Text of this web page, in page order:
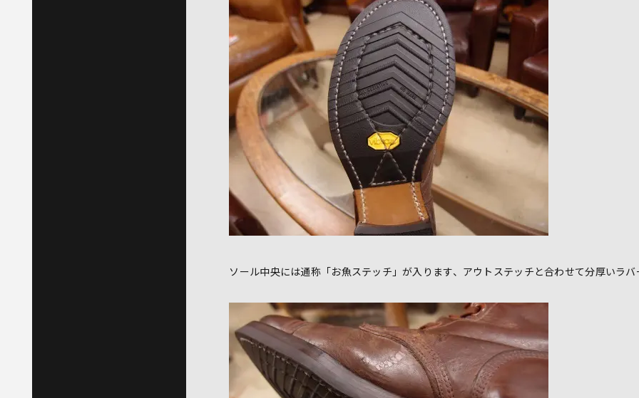
ソール中央には通称「お魚ステッチ」が入ります、アウトステッチと合わせて分厚いラ